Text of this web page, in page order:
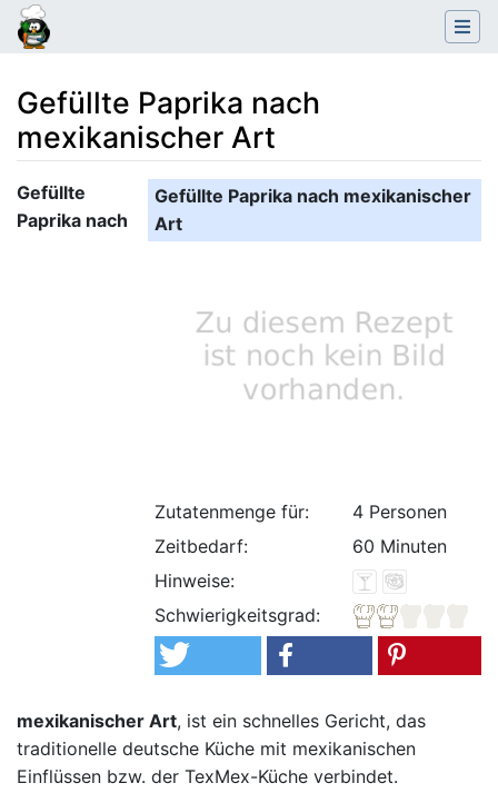
Gefüllte Paprika nach
mexikanischer Art
Wechseln zu: Navigation, Suche
Gefüllte Paprika nach mexikanischer
Art
Zutatenmenge für:
4 Personen
Zeitbedarf:
60 Minuten
Hinweise:
Schwierigkeitsgrad:
Gefüllte
Paprika nach
mexikanischer Art, ist ein schnelles Gericht, das
traditionelle deutsche Küche mit mexikanischen
Einflüssen bzw. der TexMex-Küche verbindet.